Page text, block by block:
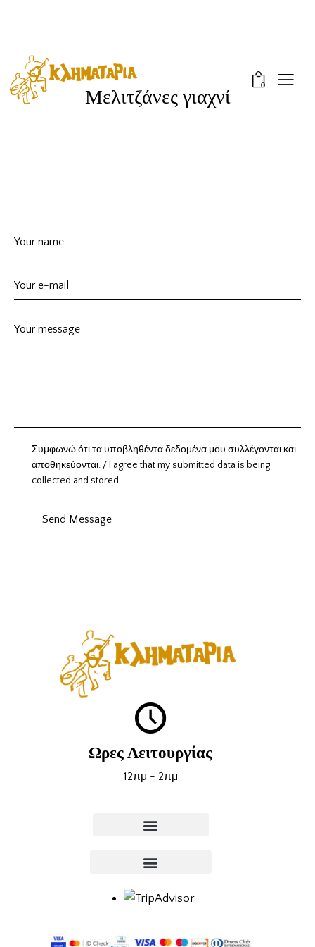
0
Μελιτζάνες γιαχνί
Συμφωνώ ότι τα υποβληθέντα δεδομένα μου συλλέγονται και
αποθηκεύονται. / I agree that my submitted data is being
collected and stored.
Send Message
Ωρες Λειτουργίας
12πμ - 2πμ